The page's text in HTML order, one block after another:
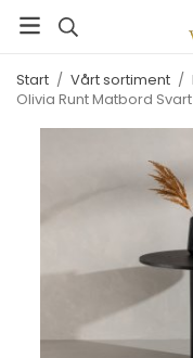
Start / Vårt sortiment /
Olivia Runt Matbord Svart